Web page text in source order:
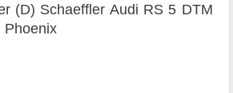
(D) Schaeffler Audi RS 5 DTM
Phoenix